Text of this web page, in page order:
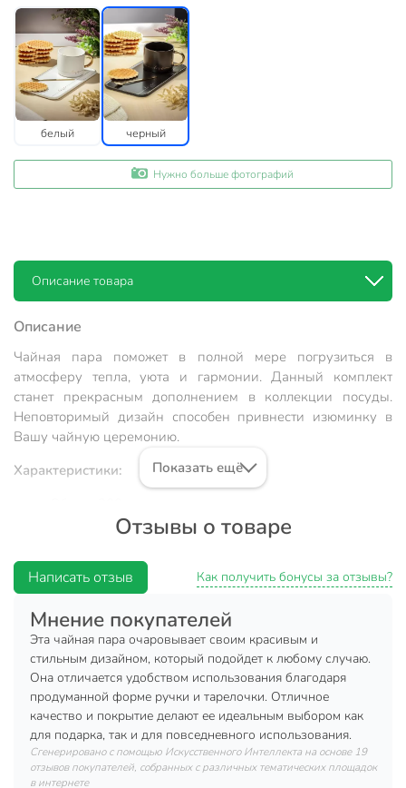
белый черный
Нужно больше фотографий
Описание товара
Описание
Чайная пара поможет в полной мере погрузиться в
атмосферу тепла, уюта и гармонии. Данный комплект
станет прекрасным дополнением в коллекции посуды.
Неповторимый дизайн способен привнести изюминку в
Вашу чайную церемонию.
Характеристики:
Цвет: черный.
Материал: керамика.
Ложка: есть.
Преимущества:
Модель изготовлена из качественного материала,
который никак не повлияет на вкусовые качества
напитка.
Чайная пара отличается прочностью, гигиеничностью
и долгим сроком службы
Купить готовый набор — выгоднее и гораздо удобнее, чем
Показать ещё
Отзывы о товаре
Написать отзыв Как получить бонусы за отзывы?
Мнение покупателей
Эта чайная пара очаровывает своим красивым и
стильным дизайном, который подойдет к любому случаю.
Она отличается удобством использования благодаря
продуманной форме ручки и тарелочки. Отличное
качество и покрытие делают ее идеальным выбором как
для подарка, так и для повседневного использования.
Сгенерировано с помощью Искусственного Интеллекта на основе 19
отзывов покупателей, собранных с различных тематических площадок
в интернете